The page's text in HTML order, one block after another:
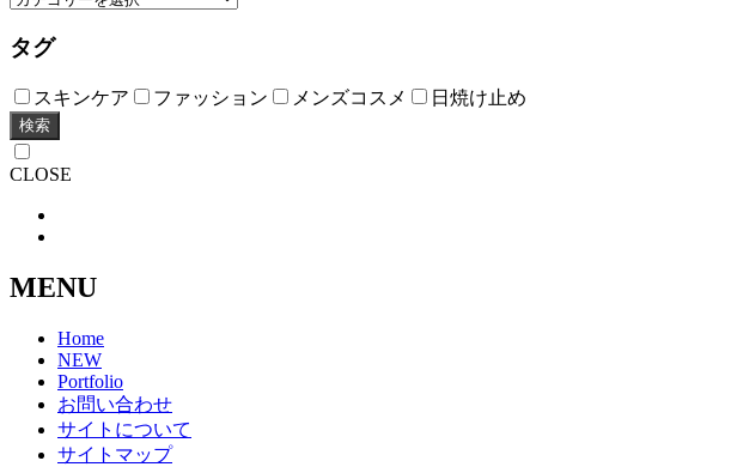
タグ
スキンケア ファッション メンズコスメ 日焼け止め
検索
CLOSE
MENU
Home
NEW
Portfolio
お問い合わせ
サイトについて
サイトマップ